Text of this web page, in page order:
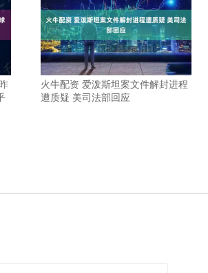
火牛配资 爱泼斯坦案文件解封进程
遭质疑 美司法部回应